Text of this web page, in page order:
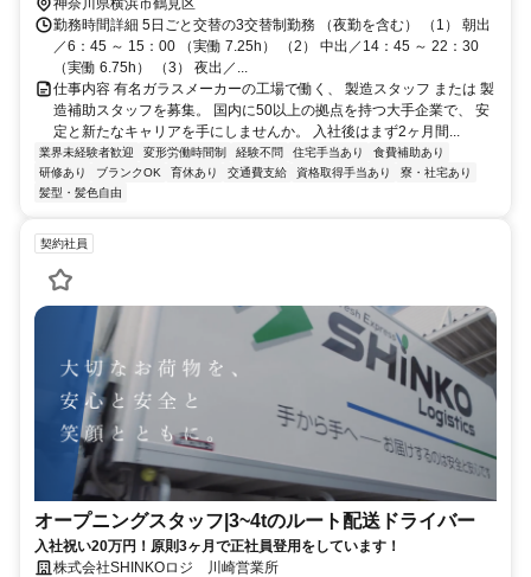
神奈川県横浜市鶴見区
勤務時間詳細 5日ごと交替の3交替制勤務 （夜勤を含む） （1） 朝出
／6：45 ～ 15：00 （実働 7.25h） （2） 中出／14：45 ～ 22：30
（実働 6.75h） （3） 夜出／...
仕事内容 有名ガラスメーカーの工場で働く、 製造スタッフ または 製
造補助スタッフを募集。 国内に50以上の拠点を持つ大手企業で、 安
定と新たなキャリアを手にしませんか。 入社後はまず2ヶ月間...
業界未経験者歓迎 変形労働時間制 経験不問 住宅手当あり
食費補助あり
研修あり
ブランクOK 育休あり 交通費支給 資格取得手当あり
寮・社宅あり
髪型・髪色自由
契約社員
オープニングスタッフ|3~4tのルート配送ドライバー
入社祝い20万円！原則3ヶ月で正社員登用をしています！
株式会社SHINKOロジ 川崎営業所